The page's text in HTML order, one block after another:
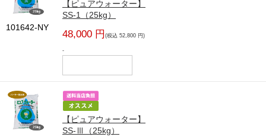
101642-NY
【ピュアウォーター】
SS-1（25kg）
48,000 円 (税込 52,800 円)
-
【ピュアウォーター】
SS-Ⅲ（25kg）